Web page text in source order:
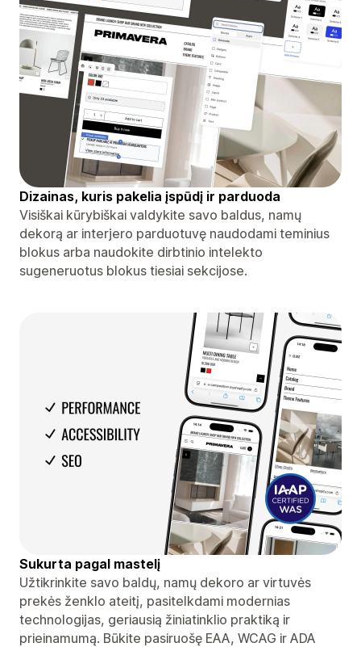
Dizainas, kuris pakelia įspūdį ir parduoda
Visiškai kūrybiškai valdykite savo baldus, namų
dekorą ar interjero parduotuvę naudodami teminius
blokus arba naudokite dirbtinio intelekto
sugeneruotus blokus tiesiai sekcijose.
Sukurta pagal mastelį
Užtikrinkite savo baldų, namų dekoro ar virtuvės
prekės ženklo ateitį, pasitelkdami modernias
technologijas, geriausią žiniatinklio praktiką ir
prieinamumą. Būkite pasiruošę EAA, WCAG ir ADA